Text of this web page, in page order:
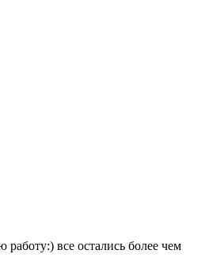
все остались более чем